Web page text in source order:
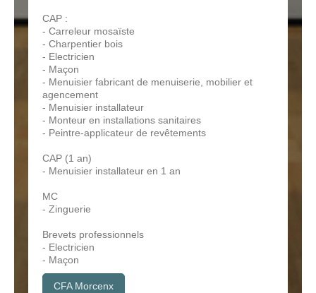
CAP :
- Carreleur mosaïste
- Charpentier bois
- Electricien
- Maçon
- Menuisier fabricant de menuiserie, mobilier et
agencement
- Menuisier installateur
- Monteur en installations sanitaires
- Peintre-applicateur de revêtements
CAP (1 an)
- Menuisier installateur en 1 an
MC
- Zinguerie
Brevets professionnels
- Electricien
- Maçon
CFA Morcenx